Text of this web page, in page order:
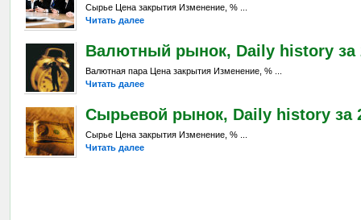
Сырье Цена закрытия Изменение, % ...
Читать далее
Валютный рынок, Daily history за
Валютная пара Цена закрытия Изменение, % ...
Читать далее
Сырьевой рынок, Daily history за
Сырье Цена закрытия Изменение, % ...
Читать далее